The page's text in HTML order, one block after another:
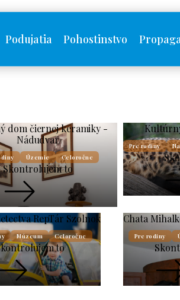
Podujatia Pohostinstvo
dom čiernej keramiky -
Nádudvar
Územie Celoročne
Skontrolujem to
Pre rodiny
RepTár Szolnok
Múzeum Celoročne
to
Chata
Pre rodiny